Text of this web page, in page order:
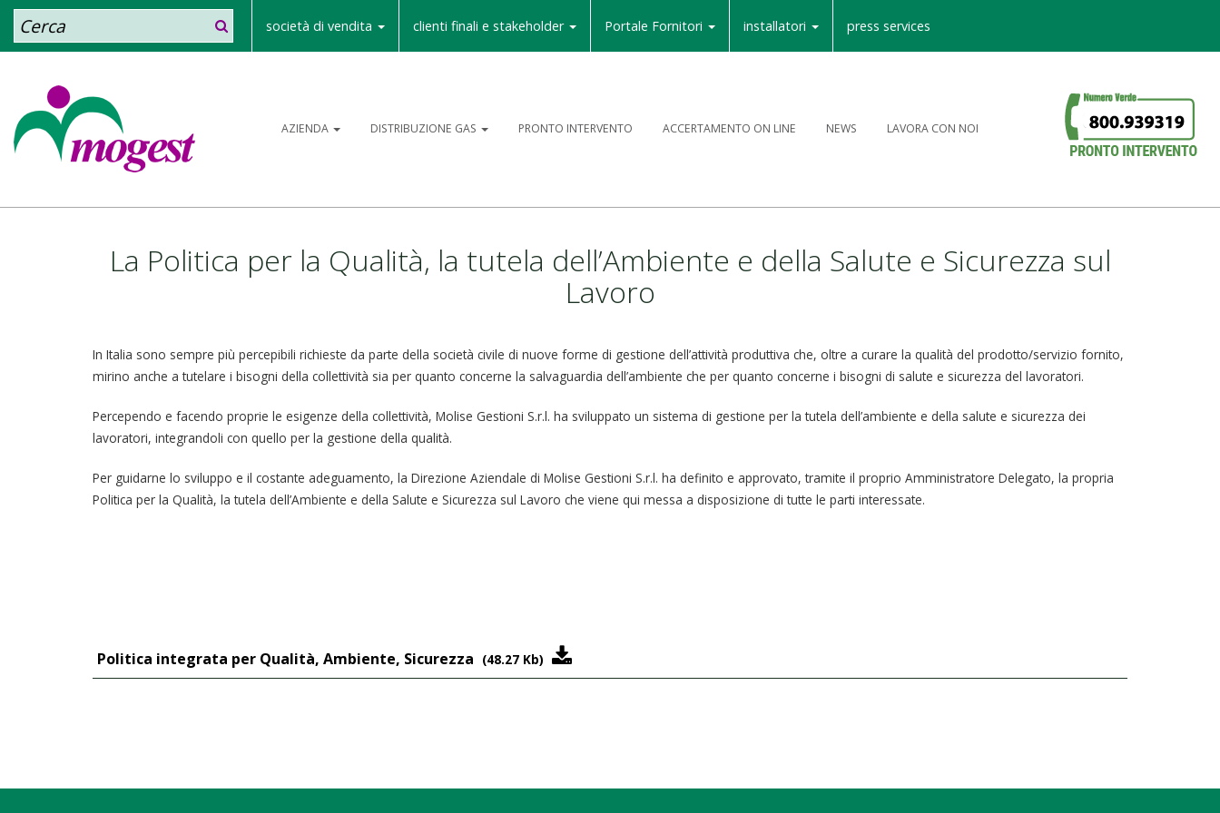
Cerca società di vendita clienti finali e stakeholder Portale Fornitori installatori press services
AZIENDA DISTRIBUZIONE GAS PRONTO INTERVENTO ACCERTAMENTO ON LINE NEWS LAVORA CON NOI
La Politica per la Qualità, la tutela dell’Ambiente e della Salute e Sicurezza sul
Lavoro
In Italia sono sempre più percepibili richieste da parte della società civile di nuove forme di gestione dell’attività produttiva che, oltre a curare la qualità del prodotto/servizio fornito,
mirino anche a tutelare i bisogni della collettività sia per quanto concerne la salvaguardia dell’ambiente che per quanto concerne i bisogni di salute e sicurezza del lavoratori.
Percependo e facendo proprie le esigenze della collettività, Molise Gestioni S.r.l. ha sviluppato un sistema di gestione per la tutela dell’ambiente e della salute e sicurezza dei
lavoratori, integrandoli con quello per la gestione della qualità.
Per guidarne lo sviluppo e il costante adeguamento, la Direzione Aziendale di Molise Gestioni S.r.l. ha definito e approvato, tramite il proprio Amministratore Delegato, la propria
Politica per la Qualità, la tutela dell’Ambiente e della Salute e Sicurezza sul Lavoro che viene qui messa a disposizione di tutte le parti interessate.
Politica integrata per Qualità, Ambiente, Sicurezza (48.27 Kb)